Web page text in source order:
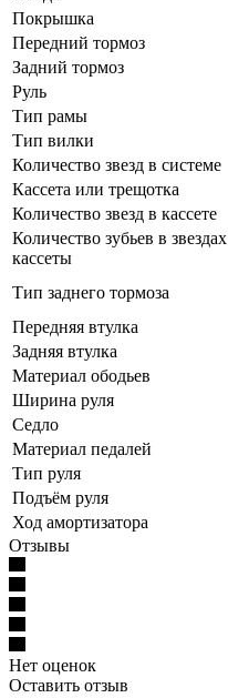
Покрышка
Передний тормоз
Задний тормоз
Руль
Тип рамы
Тип вилки
Количество звезд в системе
Кассета или трещотка
Количество звезд в кассете
Количество зубьев в звездах
кассеты
Тип заднего тормоза
Передняя втулка
Задняя втулка
Материал ободьев
Ширина руля
Седло
Материал педалей
Тип руля
Подъём руля
Ход амортизатора
Отзывы
Нет оценок
Оставить отзыв